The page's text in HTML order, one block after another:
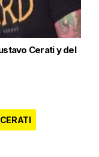
Cerati y del